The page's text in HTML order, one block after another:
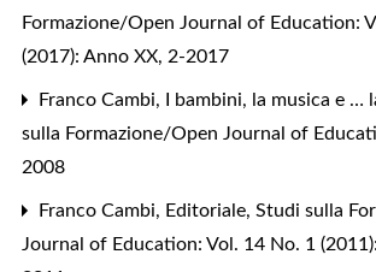
Formazione/Open Journal of Education:
(2017): Anno XX, 2-2017
Franco Cambi, I bambini, la musica e …
sulla Formazione/Open Journal of
2008
Franco Cambi, Editoriale, Studi sulla
Journal of Education: Vol. 14 No. 1